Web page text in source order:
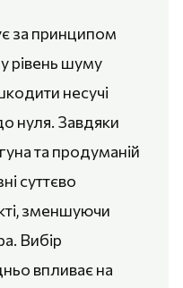
за принципом
рівень шуму
несучі
нуля. Завдяки
та продуманій
суттєво
зменшуючи
Вибір
впливає на